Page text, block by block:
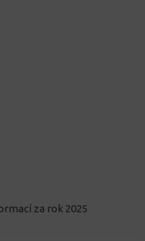
za rok 2025